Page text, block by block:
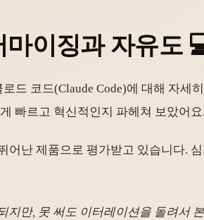
이징과 자유도
드 코드(Claude Code)에 대해 자세
빠르고 혁신적인지 파헤쳐 보았어
어난 제품으로 평가받고 있습니다.
지만, 못 써도 이터레이션을 돌려서